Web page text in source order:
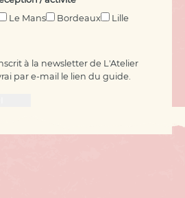
Le Mans Bordeaux
Lille
à la newsletter de L'Atelier
par e-mail le lien du guide.